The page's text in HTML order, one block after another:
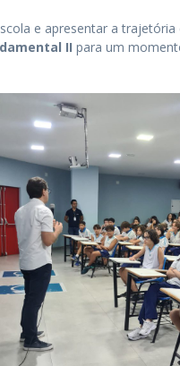
e apresentar a trajetória
II para um